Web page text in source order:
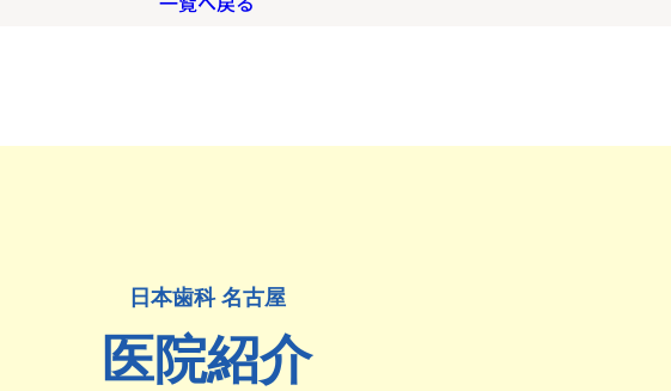
日本歯科 名古屋
医院紹介